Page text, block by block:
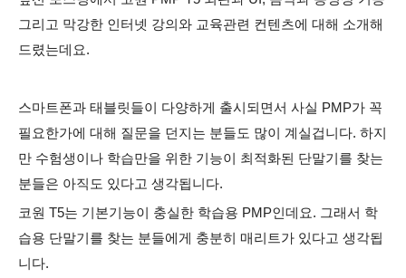
그리고 막강한 인터넷 강의와 교육관련 컨텐츠에 대해 소개해
드렸는데요.
스마트폰과 태블릿들이 다양하게 출시되면서 사실 PMP가 꼭
필요한가에 대해 질문을 던지는 분들도 많이 계실겁니다. 하지
만 수험생이나 학습만을 위한 기능이 최적화된 단말기를 찾는
분들은 아직도 있다고 생각됩니다.
코원 T5는 기본기능이 충실한 학습용 PMP인데요. 그래서 학
습용 단말기를 찾는 분들에게 충분히 매리트가 있다고 생각됩
니다.